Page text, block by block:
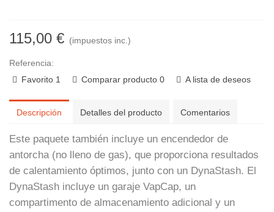
115,00 € (impuestos inc.)
Referencia:
Favorito 1 Comparar producto 0 A lista de deseos
Descripción Detalles del producto Comentarios
Este paquete también incluye un encendedor de
antorcha (no lleno de gas), que proporciona resultados
de calentamiento óptimos, junto con un DynaStash. El
DynaStash incluye un garaje VapCap, un
compartimento de almacenamiento adicional y un